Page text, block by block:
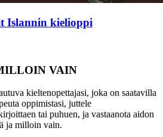
Islannin kielioppi
VAIN
kieltenopettajasi, joka on saatavilla
oppimistasi, juttele
tai puhuen, ja vastaanota aidon
ja milloin vain.